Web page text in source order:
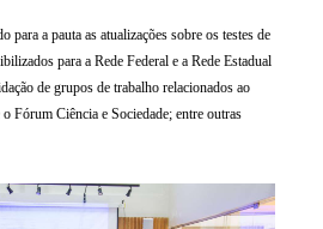
para a pauta as atualizações sobre os testes de
para a Rede Federal e a Rede Estadual
de grupos de trabalho relacionados ao
Fórum Ciência e Sociedade; entre outras